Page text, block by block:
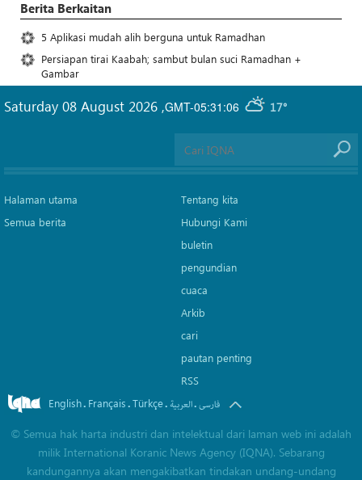
Berita Berkaitan
5 Aplikasi mudah alih berguna untuk Ramadhan
Persiapan tirai Kaabah; sambut bulan suci Ramadhan +
Gambar
GMT-05:31:06 17°
Saturday 08 August 2026 ,
Halaman utama
Semua berita
Tentang kita
Hubungi Kami
buletin
pengundian
cuaca
Arkib
cari
pautan penting
RSS
English. Français.Türkçe. العربیة.فارسی
© Semua hak harta industri dan intelektual dari laman web ini adalah
milik International Koranic News Agency (IQNA). Sebarang
kandungannya akan mengakibatkan tindakan undang-undang